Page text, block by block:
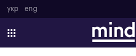
укр eng